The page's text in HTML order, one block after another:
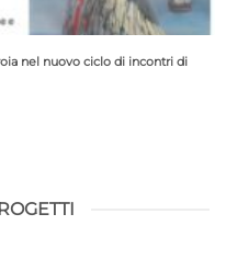
nel nuovo ciclo di incontri di